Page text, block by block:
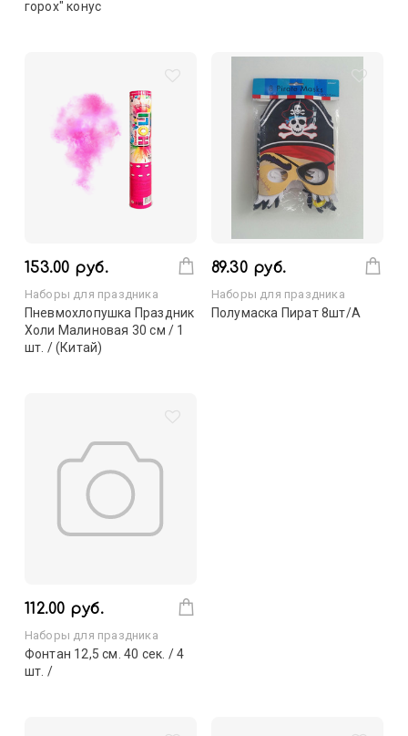
горох" конус
153.00 руб.
Наборы для праздника
Пневмохлопушка Праздник
Холи Малиновая 30 см / 1
шт. / (Китай)
89.30 руб.
Наборы для праздника
Полумаска Пират 8шт/А
112.00 руб.
Наборы для праздника
Фонтан 12,5 см. 40 сек. / 4
шт. /